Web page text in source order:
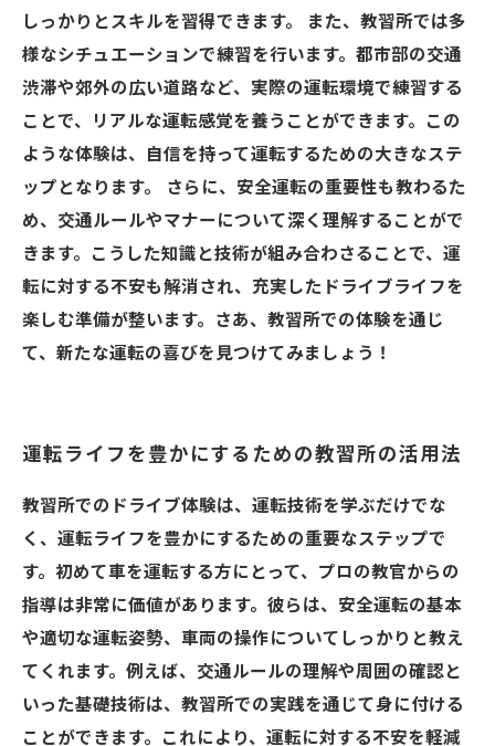
しっかりとスキルを習得できます。 また、教習所では多
様なシチュエーションで練習を行います。都市部の交通
渋滞や郊外の広い道路など、実際の運転環境で練習する
ことで、リアルな運転感覚を養うことができます。この
ような体験は、自信を持って運転するための大きなステ
ップとなります。 さらに、安全運転の重要性も教わるた
め、交通ルールやマナーについて深く理解することがで
きます。こうした知識と技術が組み合わさることで、運
転に対する不安も解消され、充実したドライブライフを
楽しむ準備が整います。さあ、教習所での体験を通じ
て、新たな運転の喜びを見つけてみましょう！
運転ライフを豊かにするための教習所の活用法
教習所でのドライブ体験は、運転技術を学ぶだけでな
く、運転ライフを豊かにするための重要なステップで
す。初めて車を運転する方にとって、プロの教官からの
指導は非常に価値があります。彼らは、安全運転の基本
や適切な運転姿勢、車両の操作についてしっかりと教え
てくれます。例えば、交通ルールの理解や周囲の確認と
いった基礎技術は、教習所での実践を通じて身に付ける
ことができます。これにより、運転に対する不安を軽減